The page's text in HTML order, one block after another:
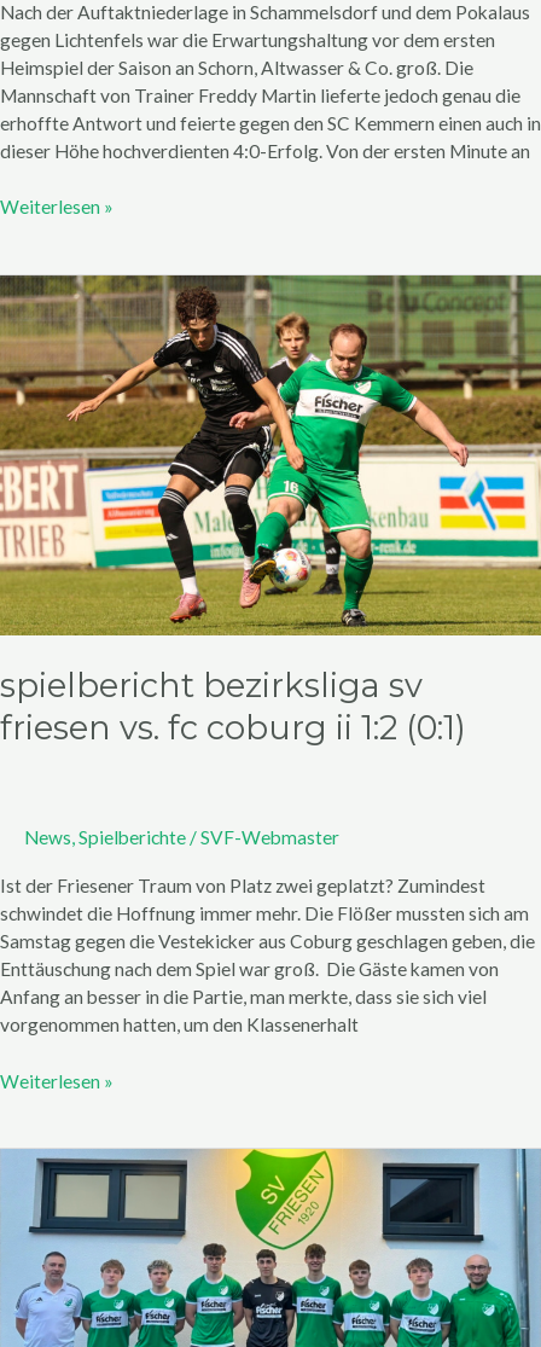
Nach der Auftaktniederlage in Schammelsdorf und dem Pokalaus
gegen Lichtenfels war die Erwartungshaltung vor dem ersten
Heimspiel der Saison an Schorn, Altwasser & Co. groß. Die
Mannschaft von Trainer Freddy Martin lieferte jedoch genau die
erhoffte Antwort und feierte gegen den SC Kemmern einen auch in
dieser Höhe hochverdienten 4:0-Erfolg. Von der ersten Minute an
Weiterlesen »
spielbericht bezirksliga sv
friesen vs. fc coburg ii 1:2 (0:1)
News,Spielberichte /SVF-Webmaster
Ist der Friesener Traum von Platz zwei geplatzt? Zumindest
schwindet die Hoffnung immer mehr. Die Flößer mussten sich am
Samstag gegen die Vestekicker aus Coburg geschlagen geben, die
Enttäuschung nach dem Spiel war groß. Die Gäste kamen von
Anfang an besser in die Partie, man merkte, dass sie sich viel
vorgenommen hatten, um den Klassenerhalt
Spielbericht
Bezirksliga
SV
Friesen
vs.
FC
Coburg
II
1:2
(0:1)
Weiterlesen »
Friesen
setzt
weiter
Talente
aus